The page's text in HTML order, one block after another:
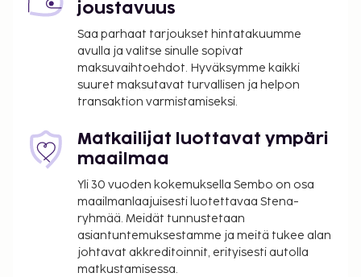
joustavuus
Saa parhaat tarjoukset hintatakuumme
avulla ja valitse sinulle sopivat
maksuvaihtoehdot. Hyväksymme kaikki
suuret maksutavat turvallisen ja helpon
transaktion varmistamiseksi.
Matkailijat luottavat ympäri
maailmaa
Yli 30 vuoden kokemuksella Sembo on osa
maailmanlaajuisesti luotettavaa Stena-
ryhmää. Meidät tunnustetaan
asiantuntemuksestamme ja meitä tukee alan
johtavat akkreditoinnit, erityisesti autolla
matkustamisessa.